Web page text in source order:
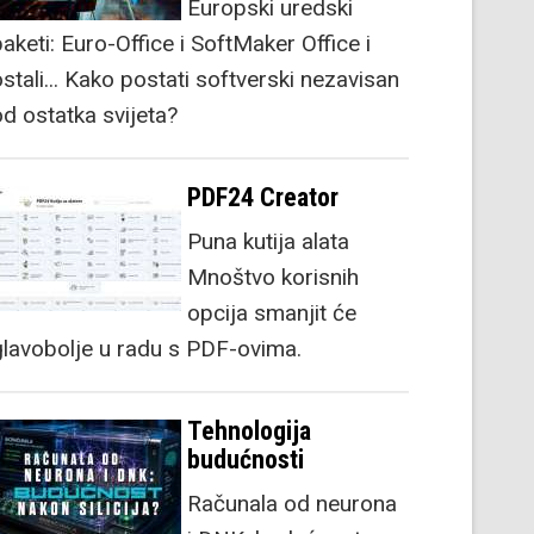
Europski uredski
Euro-Office i SoftMaker Office i
Kako postati softverski nezavisan
ostatka svijeta?
PDF24 Creator
Puna kutija alata
Mnoštvo korisnih
opcija smanjit će
u radu s PDF-ovima.
Tehnologija
budućnosti
Računala od neurona